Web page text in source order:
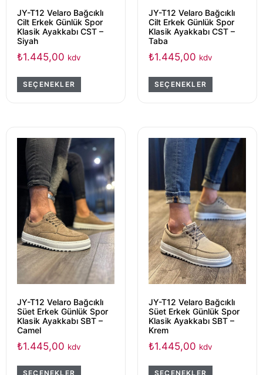
JY-T12 Velaro Bağcıklı
Cilt Erkek Günlük Spor
Klasik Ayakkabı CST –
Siyah
₺1.445,00 kdv
SEÇENEKLER
JY-T12 Velaro Bağcıklı
Cilt Erkek Günlük Spor
Klasik Ayakkabı CST –
Taba
₺1.445,00 kdv
SEÇENEKLER
JY-T12 Velaro Bağcıklı
Süet Erkek Günlük Spor
Klasik Ayakkabı SBT –
Camel
₺1.445,00 kdv
SEÇENEKLER
JY-T12 Velaro Bağcıklı
Süet Erkek Günlük Spor
Klasik Ayakkabı SBT –
Krem
₺1.445,00 kdv
SEÇENEKLER